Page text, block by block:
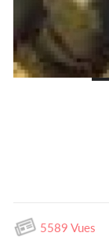
5589 Vues